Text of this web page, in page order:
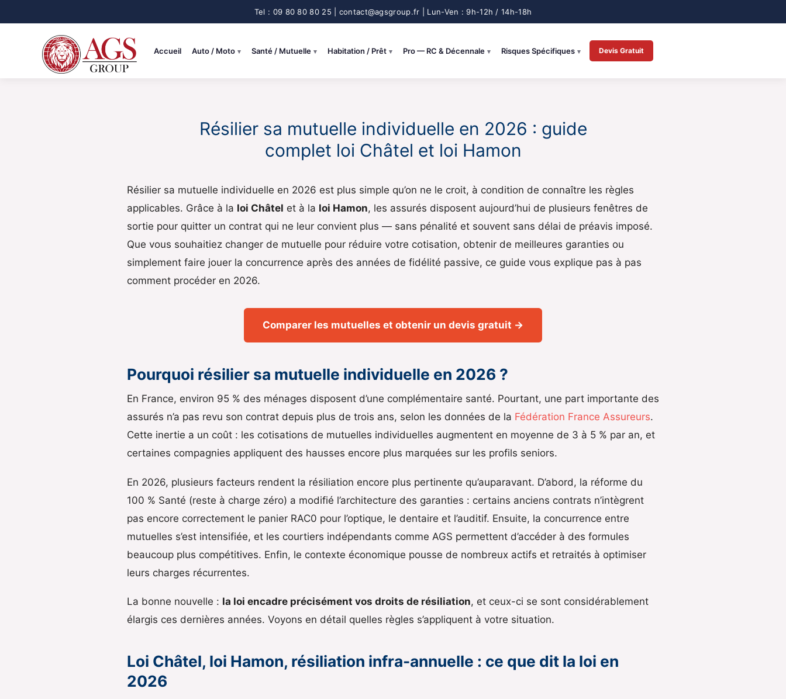
au
Accueil Auto / Moto Santé / Mutuelle Habitation / Prêt Pro — RC & Décennale Risques Spécifiques Devis Gratuit
Résilier sa mutuelle individuelle en 2026 : guide
complet loi Châtel et loi Hamon
Résilier sa mutuelle individuelle en 2026 est plus simple qu’on ne le croit, à condition de connaître les règles
applicables. Grâce à la loi Châtel et à la loi Hamon, les assurés disposent aujourd’hui de plusieurs fenêtres de
sortie pour quitter un contrat qui ne leur convient plus — sans pénalité et souvent sans délai de préavis imposé.
Que vous souhaitiez changer de mutuelle pour réduire votre cotisation, obtenir de meilleures garanties ou
simplement faire jouer la concurrence après des années de fidélité passive, ce guide vous explique pas à pas
comment procéder en 2026.
Comparer les mutuelles et obtenir un devis gratuit →
Pourquoi résilier sa mutuelle individuelle en 2026 ?
En France, environ 95 % des ménages disposent d’une complémentaire santé. Pourtant, une part importante des
assurés n’a pas revu son contrat depuis plus de trois ans, selon les données de la Fédération France Assureurs.
Cette inertie a un coût : les cotisations de mutuelles individuelles augmentent en moyenne de 3 à 5 % par an, et
certaines compagnies appliquent des hausses encore plus marquées sur les profils seniors.
En 2026, plusieurs facteurs rendent la résiliation encore plus pertinente qu’auparavant. D’abord, la réforme du
100 % Santé (reste à charge zéro) a modifié l’architecture des garanties : certains anciens contrats n’intègrent
pas encore correctement le panier RAC0 pour l’optique, le dentaire et l’auditif. Ensuite, la concurrence entre
mutuelles s’est intensifiée, et les courtiers indépendants comme AGS permettent d’accéder à des formules
beaucoup plus compétitives. Enfin, le contexte économique pousse de nombreux actifs et retraités à optimiser
leurs charges récurrentes.
La bonne nouvelle : la loi encadre précisément vos droits de résiliation, et ceux-ci se sont considérablement
élargis ces dernières années. Voyons en détail quelles règles s’appliquent à votre situation.
Loi Châtel, loi Hamon, résiliation infra-annuelle : ce que dit la loi en
2026